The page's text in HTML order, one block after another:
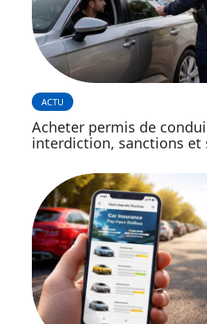
ACTU
Acheter permis de
interdiction, sanctions et